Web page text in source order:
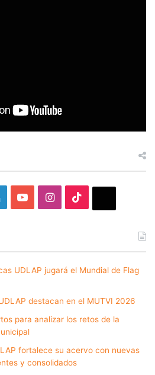
YouTubeInstagram
UDLAP jugará el Mundial de Flag
destacan en el MUTVI 2026
para analizar los retos de la
fortalece su acervo con nuevas
y consolidados